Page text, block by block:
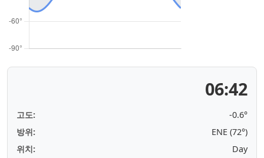
06:42
고도:
-0.6°
방위:
ENE (72°)
위치:
Day